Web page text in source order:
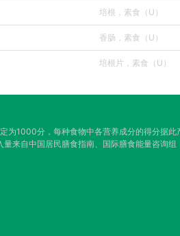
培根，素食（U）
香肠，素食（U）
培根片，素食（U）
为1000分，每种食物中各营养成分的得分据
来自中国居民膳食指南、国际膳食能量咨询组